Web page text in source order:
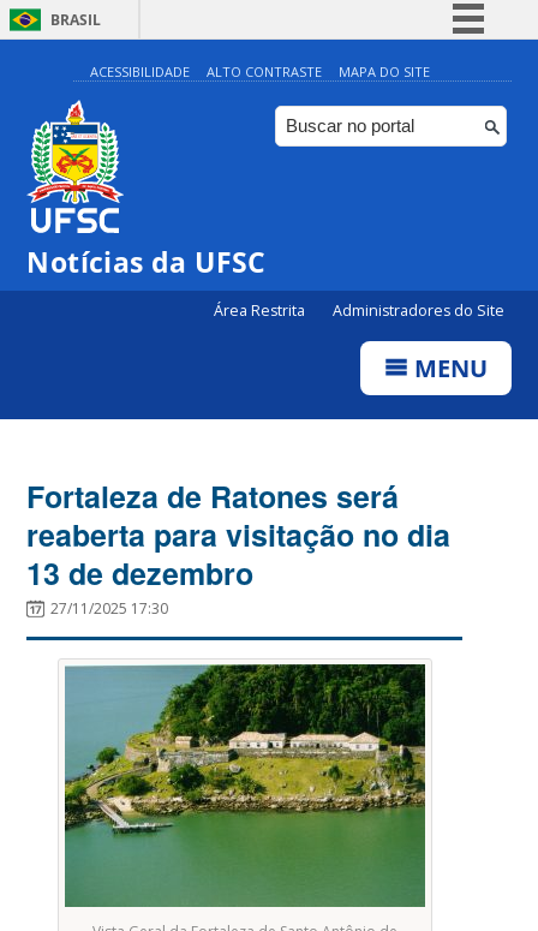
BRASIL
Simplifique!
Comunica BR
Participe
ACESSIBILIDADE ALTO CONTRASTE MAPA DO SITE
Notícias da UFSC
Área Restrita Administradores do Site
MENU
Fortaleza de Ratones será
reaberta para visitação no dia
13 de dezembro
27/11/2025 17:30